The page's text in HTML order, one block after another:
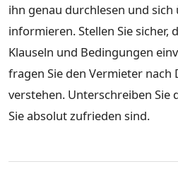
ihn genau durchlesen und sich
informieren. Stellen Sie sicher,
Klauseln und Bedingungen
fragen Sie den Vermieter nach
verstehen. Unterschreiben Sie
Sie absolut zufrieden sind.